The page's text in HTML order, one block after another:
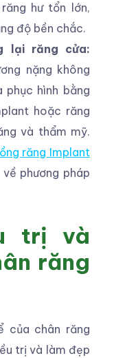
hư tổn lớn,
độ bền chắc.
lại răng cửa:
nặng không
hình bằng
hoặc răng
và thẩm mỹ.
răng Implant
phương pháp
trị và
răng
của chân răng
trị và làm đẹp